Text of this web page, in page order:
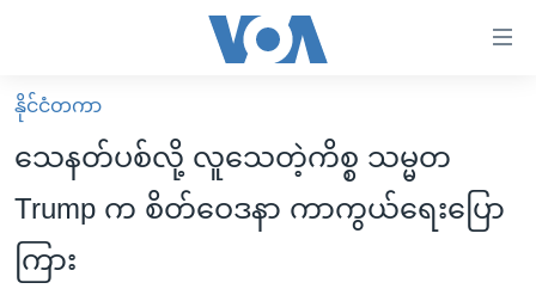
လွယ်ကူ
စေ
သည့်
Link
များ
မူလစာမျက်နှာ
မြန်မာ
ကမ္ဘာ့သတင်းများ
နိုင်ငံတကာ
ဗွီဒီယို
နိုင်ငံတကာ
သေနတ်ပစ်လို့ လူသေတဲ့ကိစ္စ သမ္မတ
Trump က စိတ်ဝေဒနာ ကာကွယ်ရေးပြော
ကြား